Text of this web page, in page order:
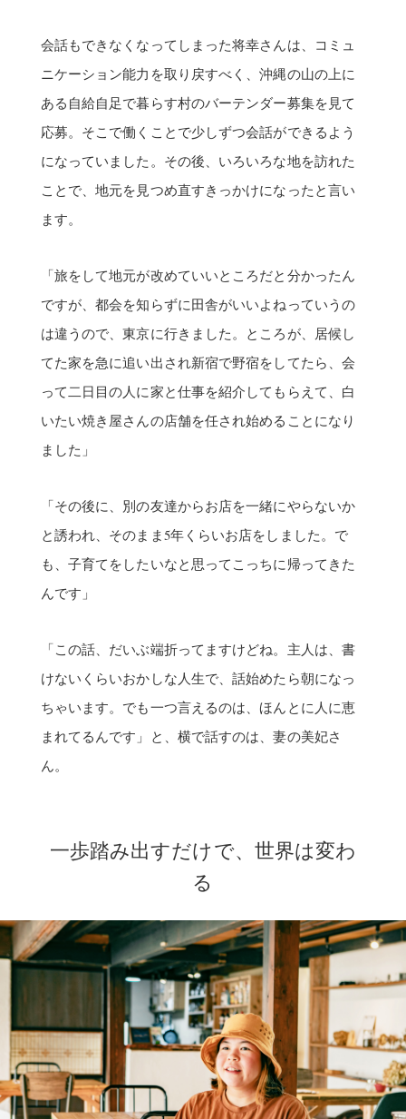
会話もできなくなってしまった将幸さんは、コミュ
ニケーション能力を取り戻すべく、沖縄の山の上に
ある自給自足で暮らす村のバーテンダー募集を見て
応募。そこで働くことで少しずつ会話ができるよう
になっていました。その後、いろいろな地を訪れた
ことで、地元を見つめ直すきっかけになったと言い
ます。
「旅をして地元が改めていいところだと分かったん
ですが、都会を知らずに田舎がいいよねっていうの
は違うので、東京に行きました。ところが、居候し
てた家を急に追い出され新宿で野宿をしてたら、会
って二日目の人に家と仕事を紹介してもらえて、白
いたい焼き屋さんの店舗を任され始めることになり
ました」
「その後に、別の友達からお店を一緒にやらないか
と誘われ、そのまま5年くらいお店をしました。で
も、子育てをしたいなと思ってこっちに帰ってきた
んです」
「この話、だいぶ端折ってますけどね。主人は、書
けないくらいおかしな人生で、話始めたら朝になっ
ちゃいます。でも一つ言えるのは、ほんとに人に恵
まれてるんです」と、横で話すのは、妻の美妃さ
ん。
一歩踏み出すだけで、世界は変わ
る